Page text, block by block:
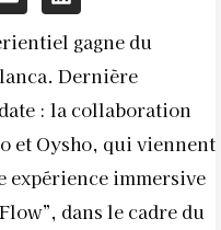
gagne du
Dernière
: la collaboration
et Oysho, qui viennent
expérience immersive
dans le cadre du